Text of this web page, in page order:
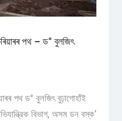
পথ – ড° বুলজিৎ
পথ ড° বুলজিৎ বুঢ়াগোহাঁই
বিভাগ, অসম ডন বস্ক’